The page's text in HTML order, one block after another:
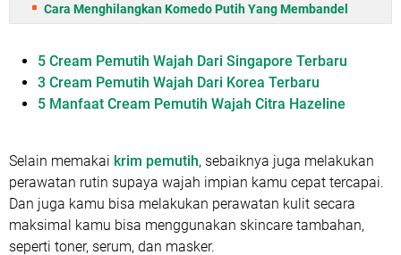
Cara Menghilangkan Komedo Putih Yang Membandel
5 Cream Pemutih Wajah Dari Singapore Terbaru
3 Cream Pemutih Wajah Dari Korea Terbaru
5 Manfaat Cream Pemutih Wajah Citra Hazeline
Selain memakai krim pemutih, sebaiknya juga melakukan
perawatan rutin supaya wajah impian kamu cepat tercapai.
Dan juga kamu bisa melakukan perawatan kulit secara
maksimal kamu bisa menggunakan skincare tambahan,
seperti toner, serum, dan masker.